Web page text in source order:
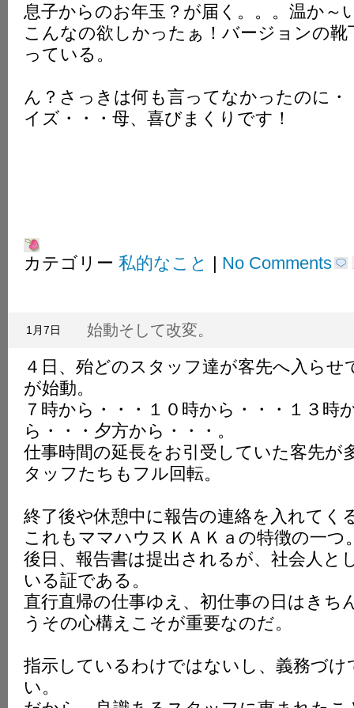
息子からのお年玉？が届く。。。温か～
こんなの欲しかったぁ！バージョンの靴
っている。
ん？さっきは何も言ってなかったのに・
イズ・・・母、喜びまくりです！
カテゴリー 私的なこと | No Comments
始動そして改変。
1月7日
４日、殆どのスタッフ達が客先へ入らせ
が始動。
７時から・・・１０時から・・・１３時
ら・・・夕方から・・・。
仕事時間の延長をお引受していた客先が
タッフたちもフル回転。
終了後や休憩中に報告の連絡を入れてく
これもママハウスＫＡＫａの特徴の一つ
後日、報告書は提出されるが、社会人と
いる証である。
直行直帰の仕事ゆえ、初仕事の日はきち
うその心構えこそが重要なのだ。
指示しているわけではないし、義務づ
い。